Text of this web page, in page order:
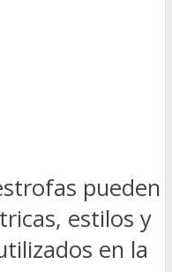
pueden
estilos y
en la